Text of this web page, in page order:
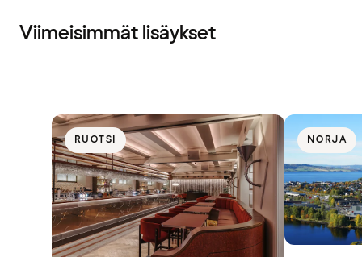
Viimeisimmät lisäykset
RUOTSI NORJA